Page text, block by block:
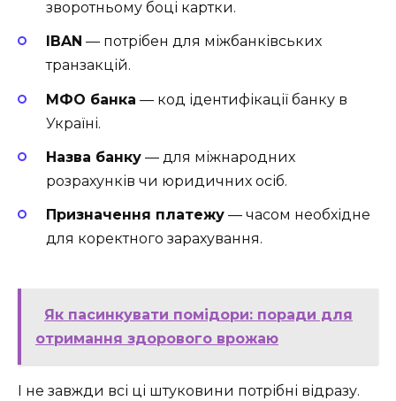
зворотньому боці картки.
IBAN — потрібен для міжбанківських
транзакцій.
МФО банка — код ідентифікації банку в
Україні.
Назва банку — для міжнародних
розрахунків чи юридичних осіб.
Призначення платежу — часом необхідне
для коректного зарахування.
Як пасинкувати помідори: поради для
отримання здорового врожаю
І не завжди всі ці штуковини потрібні відразу.